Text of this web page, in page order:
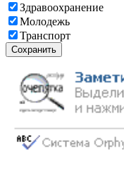
Здравоохранение
Молодежь
Транспорт
Сохранить